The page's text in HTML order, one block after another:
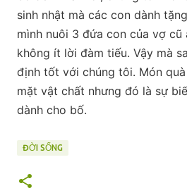
sinh nhật mà các con dành
mình nuôi 3 đứa con của vợ cũ
không ít lời đàm tiếu. Vậy mà
định tốt với chúng tôi. Món
mặt vật chất nhưng đó là sự
dành cho bố.
ĐỜI SỐNG